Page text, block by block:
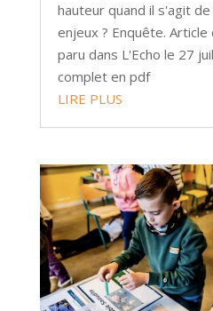
hauteur quand il s'agit
enjeux ? Enquête.
paru dans L'Echo le 27
complet en pdf
LIRE PLUS